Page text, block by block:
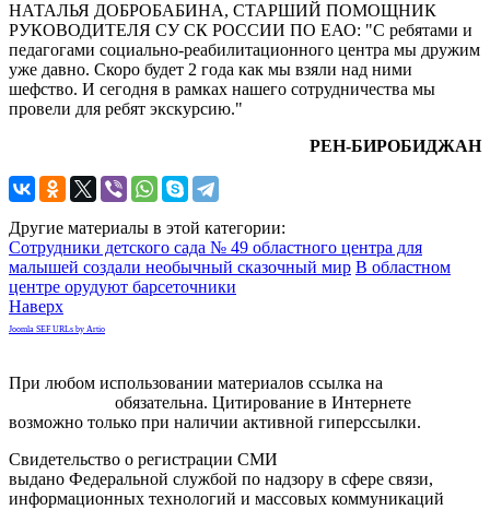
НАТАЛЬЯ ДОБРОБАБИНА, СТАРШИЙ ПОМОЩНИК
РУКОВОДИТЕЛЯ СУ СК РОССИИ ПО ЕАО: "С ребятами и
педагогами социально-реабилитационного центра мы дружим
уже давно. Скоро будет 2 года как мы взяли над ними
шефство. И сегодня в рамках нашего сотрудничества мы
провели для ребят экскурсию."
РЕН-БИРОБИДЖАН
Другие материалы в этой категории:
Сотрудники детского сада № 49 областного центра для
малышей создали необычный сказочный мир В областном
центре орудуют барсеточники
Наверх
Joomla SEF URLs by Artio
При любом использовании материалов ссылка на
обязательна. Цитирование в Интернете
возможно только при наличии активной гиперссылки.
Свидетельство о регистрации СМИ
выдано Федеральной службой по надзору в сфере связи,
информационных технологий и массовых коммуникаций